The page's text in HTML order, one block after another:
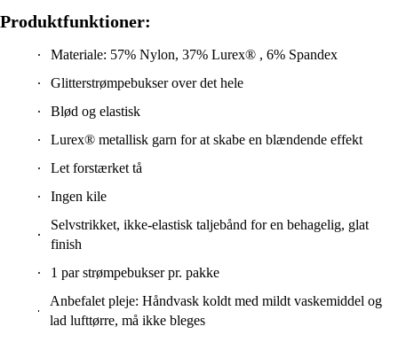
Produktfunktioner:
Materiale: 57% Nylon, 37% Lurex® , 6% Spandex
Glitterstrømpebukser over det hele
Blød og elastisk
Lurex® metallisk garn for at skabe en blændende effekt
Let forstærket tå
Ingen kile
Selvstrikket, ikke-elastisk taljebånd for en behagelig, glat
finish
1 par strømpebukser pr. pakke
Anbefalet pleje: Håndvask koldt med mildt vaskemiddel og
lad lufttørre, må ikke bleges